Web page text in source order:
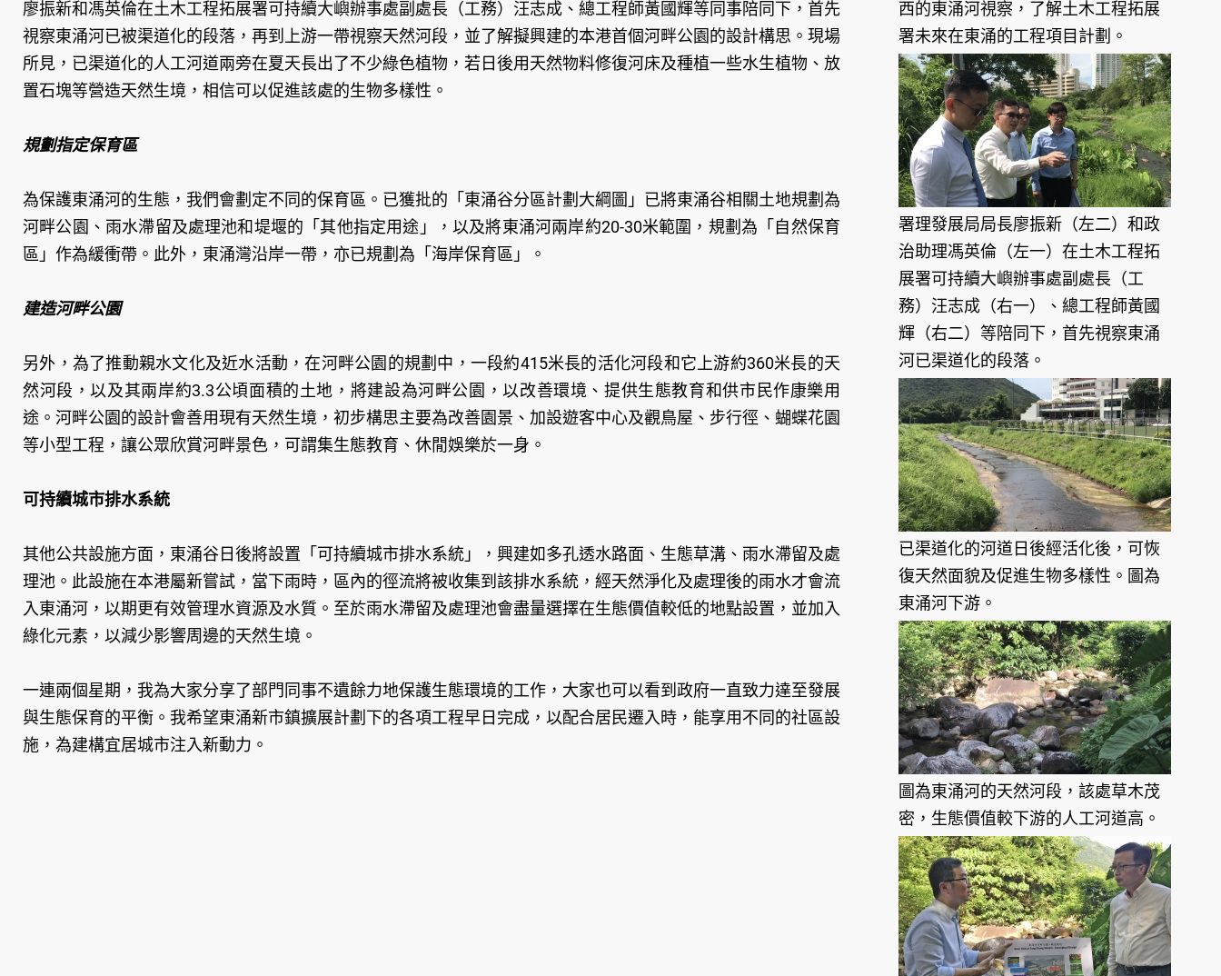
廖振新和馮英倫在土木工程拓展署可持續大嶼辦事處副處長（工務）汪志成、總工程師黃國輝等同事陪同下，首先
視察東涌河已被渠道化的段落，再到上游一帶視察天然河段，並了解擬興建的本港首個河畔公園的設計構思。現場
所見，已渠道化的人工河道兩旁在夏天長出了不少綠色植物，若日後用天然物料修復河床及種植一些水生植物、放
置石塊等營造天然生境，相信可以促進該處的生物多樣性。
規劃指定保育區
為保護東涌河的生態，我們會劃定不同的保育區。已獲批的「東涌谷分區計劃大綱圖」已將東涌谷相關土地規劃為
河畔公園、雨水滯留及處理池和堤堰的「其他指定用途」，以及將東涌河兩岸約20-30米範圍，規劃為「自然保育
區」作為緩衝帶。此外，東涌灣沿岸一帶，亦已規劃為「海岸保育區」。
建造河畔公園
另外，為了推動親水文化及近水活動，在河畔公園的規劃中，一段約415米長的活化河段和它上游約360米長的天
然河段，以及其兩岸約3.3公頃面積的土地，將建設為河畔公園，以改善環境、提供生態教育和供市民作康樂用
途。河畔公園的設計會善用現有天然生境，初步構思主要為改善園景、加設遊客中心及觀鳥屋、步行徑、蝴蝶花園
等小型工程，讓公眾欣賞河畔景色，可謂集生態教育、休閒娛樂於一身。
可持續城市排水系統
其他公共設施方面，東涌谷日後將設置「可持續城市排水系統」，興建如多孔透水路面、生態草溝、雨水滯留及處
理池。此設施在本港屬新嘗試，當下雨時，區內的徑流將被收集到該排水系統，經天然淨化及處理後的雨水才會流
入東涌河，以期更有效管理水資源及水質。至於雨水滯留及處理池會盡量選擇在生態價值較低的地點設置，並加入
綠化元素，以減少影響周邊的天然生境。
一連兩個星期，我為大家分享了部門同事不遺餘力地保護生態環境的工作，大家也可以看到政府一直致力達至發展
與生態保育的平衡。我希望東涌新市鎮擴展計劃下的各項工程早日完成，以配合居民遷入時，能享用不同的社區設
施，為建構宜居城市注入新動力。
西的東涌河視察，了解土木工程拓展
署未來在東涌的工程項目計劃。
署理發展局局長廖振新（左二）和政
治助理馮英倫（左一）在土木工程拓
展署可持續大嶼辦事處副處長（工
務）汪志成（右一）、總工程師黃國
輝（右二）等陪同下，首先視察東涌
河已渠道化的段落。
已渠道化的河道日後經活化後，可恢
復天然面貌及促進生物多樣性。圖為
東涌河下游。
圖為東涌河的天然河段，該處草木茂
密，生態價值較下游的人工河道高。